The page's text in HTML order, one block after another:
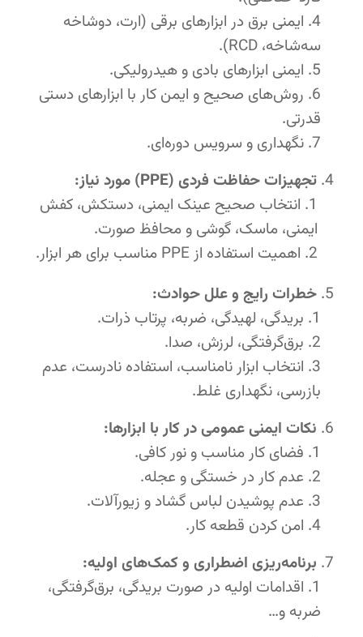
ایمنی برق در ابزارهای برقی (ارت، دوشاخه
سه‌شاخه، RCD).
ایمنی ابزارهای بادی و هیدرولیکی.
روش‌های صحیح و ایمن کار با ابزارهای دستی
قدرتی.
نگهداری و سرویس دوره‌ای.
تجهیزات حفاظت فردی (PPE) مورد نیاز:
انتخاب صحیح عینک ایمنی، دستکش، کفش
ایمنی، ماسک، گوشی و محافظ صورت.
اهمیت استفاده از PPE مناسب برای هر ابزار.
خطرات رایج و علل حوادث:
بریدگی، لهیدگی، ضربه، پرتاب ذرات.
برق‌گرفتگی، لرزش، صدا.
انتخاب ابزار نامناسب، استفاده نادرست، عدم
بازرسی، نگهداری غلط.
نکات ایمنی عمومی در کار با ابزارها:
فضای کار مناسب و نور کافی.
عدم کار در خستگی و عجله.
عدم پوشیدن لباس گشاد و زیورآلات.
امن کردن قطعه کار.
برنامه‌ریزی اضطراری و کمک‌های اولیه:
اقدامات اولیه در صورت بریدگی، برق‌گرفتگی،
ضربه و…